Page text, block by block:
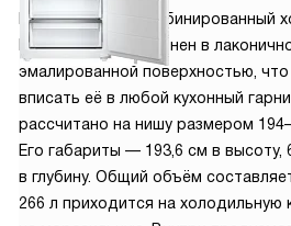
Встраиваемый комбинированный
RBC597SND1 выполнен в
эмалированной поверхностью,
вписать её в любой кухонный
рассчитано на нишу размером
Его габариты — 193,6 см в высоту,
в глубину. Общий объём
266 л приходится на холодильную